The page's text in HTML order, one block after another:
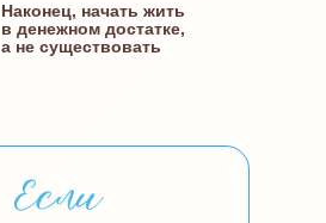
Наконец, начать жить
в денежном достатке,
а не существовать